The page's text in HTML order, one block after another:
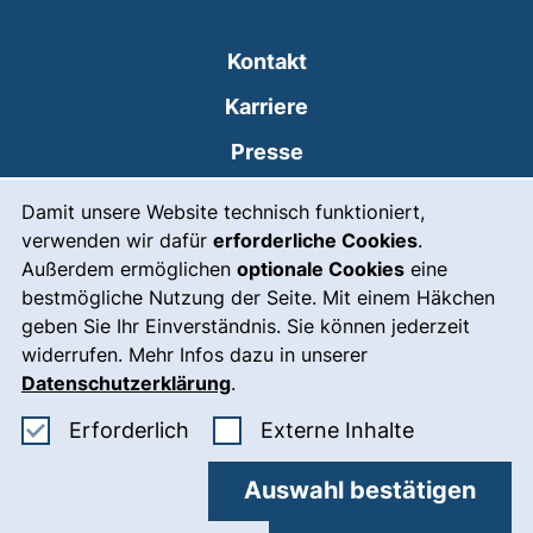
Damit unsere Website technisch funktioniert,
verwenden wir dafür erforderliche Cookies.
Außerdem ermöglichen optionale Cookies eine
bestmögliche Nutzung der Seite. Mit einem Häkchen
geben Sie Ihr Einverständnis. Sie können jederzeit
widerrufen. Mehr Infos dazu in unserer
Datenschutzerklärung.
Erforderlich Erforderliche Cookies akzeptieren
Externe Inhalte: Externe
Auswahl bestätigen
Kontakt
Karriere
Presse
Leichte Sprache
Gebärdensprache
Notfall(externer Link, öffnet
Impressum
Barrierefreiheit
Datenschutz